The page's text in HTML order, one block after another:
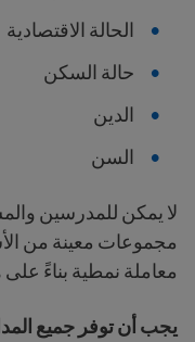
الحالة الاقتصادية
حالة السكن
الدين
السن
لا يمكن للمدرسين
مجموعات معينة من
معاملة نمطية بناءً
يجب أن توفر جميع